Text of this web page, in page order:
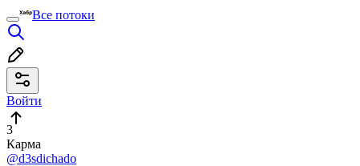
Все потоки
Войти
3
Карма
@d3sdichado